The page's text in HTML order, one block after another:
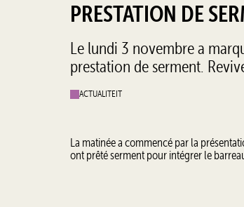
PRESTATION DE
Le lundi 3 novembre a
prestation de serment.
ACTUALITEIT
La matinée a commencé par la
ont prêté serment pour intégrer le